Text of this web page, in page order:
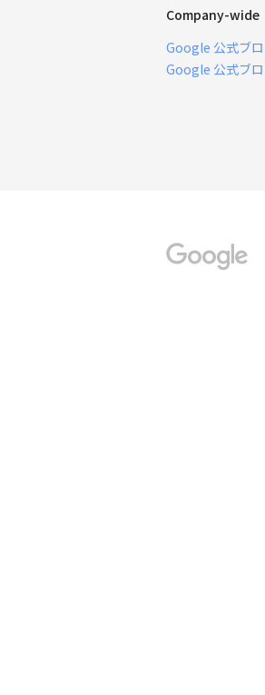
Company-wide
Google 公式ブ
Google 公式ブ